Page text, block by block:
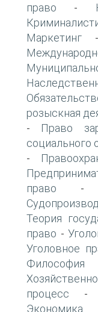
право -
Маркетинг
розыскная
- Право
социального
-
право
Теория
право -
Уголовное
Философия
процесс -
Экономика